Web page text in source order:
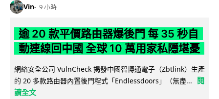
Vin 9 小時
逾 20 款平價路由器爆後門 每 35 秒自
動連線回中國 全球 10 萬用家私隱堪憂
網絡安全公司 VulnCheck 揭發中國智博通電子（Zbtlink）生產
的 20 多款路由器內置後門程式「Endlessdoors」（無盡...
閱
讀全文